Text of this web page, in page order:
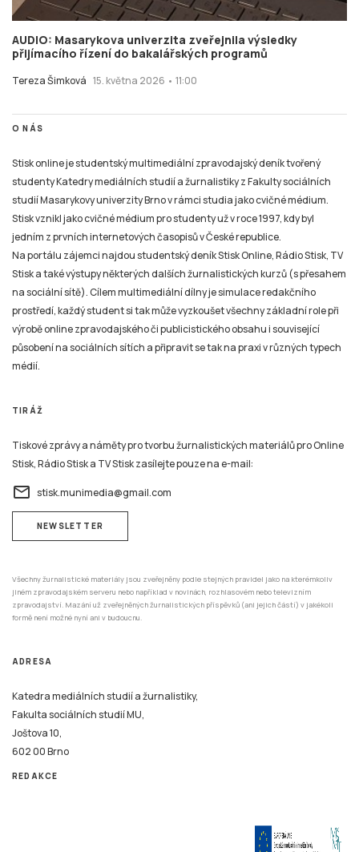
AUDIO: Masarykova univerzita zveřejnila výsledky
přijímacího řízení do bakalářských programů
Tereza Šimková 15. května 2026 • 11:00
O NÁS
Stisk online je studentský multimediální zpravodajský deník tvořený
studenty Katedry mediálních studií a žurnalistiky z Fakulty sociálních
studií Masarykovy univerzity Brno v rámci studia jako cvičné médium.
Stisk vznikl jako cvičné médium pro studenty už v roce 1997, kdy byl
jedním z prvních internetových časopisů v České republice.
Na portálu zájemci najdou studentský deník Stisk Online, Rádio Stisk, TV
Stisk a také výstupy některých dalších žurnalistických kurzů (s přesahem
na sociální sítě). Cílem multimediální dílny je simulace redakčního
prostředí, každý student si tak může vyzkoušet všechny základní role při
výrobě online zpravodajského či publicistického obsahu i související
působení na sociálních sítích a připravit se tak na praxi v různých typech
médií.
TIRÁŽ
Tiskové zprávy a náměty pro tvorbu žurnalistických materiálů pro Online
Stisk, Rádio Stisk a TV Stisk zasílejte pouze na e-mail:
email stisk.munimedia@gmail.com
NEWSLETTER
Všechny žurnalistické materiály jsou zveřejněny podle stejných pravidel jako na kterémkoliv
jiném zpravodajském serveru nebo například v novinách, rozhlasovém nebo televizním
zpravodajství. Mazání už zveřejněných žurnalistických příspěvků (ani jejich částí) v jakékoli
formě není možné nyní ani v budoucnu.
ADRESA
Katedra mediálních studií a žurnalistiky,
Fakulta sociálních studií MU,
Joštova 10,
602 00 Brno
REDAKCE